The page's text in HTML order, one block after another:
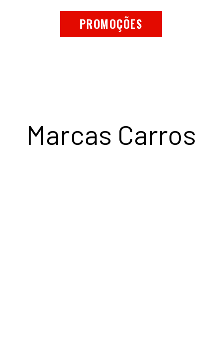
PROMOÇÕES
Marcas Carros